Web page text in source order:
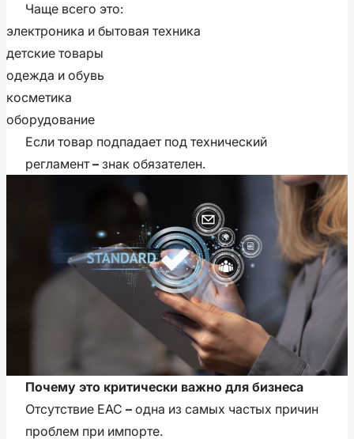
Чаще всего это:
электроника и бытовая техника
детские товары
одежда и обувь
косметика
оборудование
Если товар подпадает под технический
регламент– знак обязателен.
Почему это критически важно для бизнеса
Отсутствие ЕАС – одна из самых частых причин
проблем при импорте.